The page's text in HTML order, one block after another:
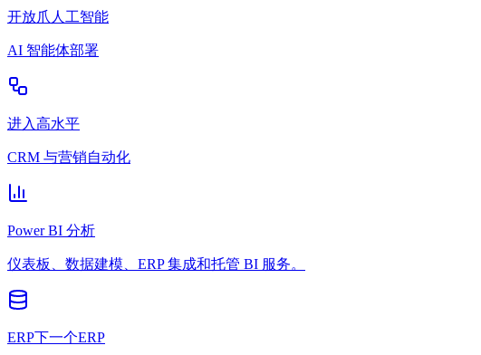
开放爪人工智能
AI 智能体部署
进入高水平
CRM 与营销自动化
Power BI 分析
仪表板、数据建模、ERP 集成和托管 BI 服务。
ERP下一个ERP